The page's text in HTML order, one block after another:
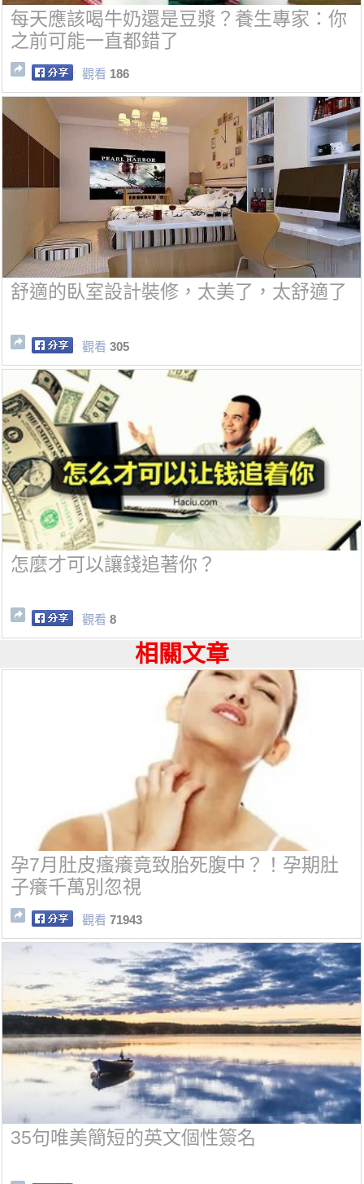
每天應該喝牛奶還是豆漿？養生專家：你
之前可能一直都錯了
觀看 186
舒適的臥室設計裝修，太美了，太舒適了
觀看 305
怎麼才可以讓錢追著你？
觀看 8
相關文章
孕7月肚皮瘙癢竟致胎死腹中？！孕期肚
子癢千萬別忽視
觀看 71943
35句唯美簡短的英文個性簽名